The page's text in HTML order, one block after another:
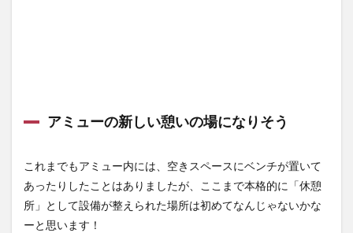
アミューの新しい憩いの場になりそう
これまでもアミュー内には、空きスペースにベンチが置いて
あったりしたことはありましたが、ここまで本格的に「休憩
所」として設備が整えられた場所は初めてなんじゃないかな
ーと思います！